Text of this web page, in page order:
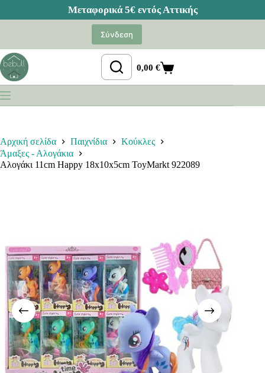
Σύνδεση
Καλάθι
Αγορών
0,00€
Αρχική σελίδα Παιχνίδια
Κούκλες
Άμαξες - Αλογάκια
Αλογάκι 11cm Happy 18x10x5cm ToyMarkt 922089